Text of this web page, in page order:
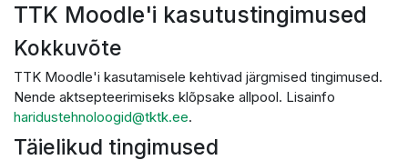
TTK Moodle'i kasutustingimused
Kokkuvõte
TTK Moodle'i kasutamisele kehtivad järgmised tingimused.
Nende aktsepteerimiseks klõpsake allpool. Lisainfo
haridustehnoloogid@tktk.ee.
Täielikud tingimused